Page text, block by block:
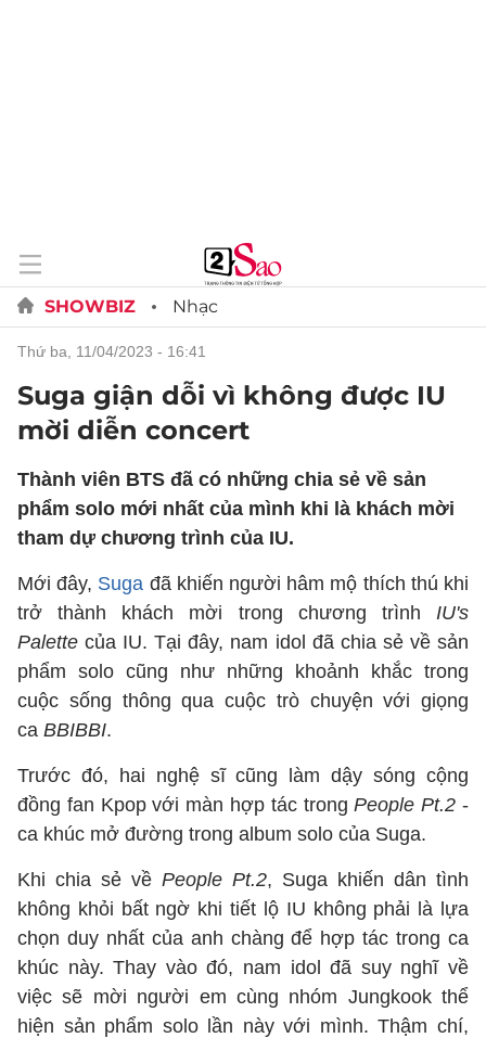
SHOWBIZ Nhạc
thứ ba, 11/04/2023 - 16:41
Suga giận dỗi vì không được IU
mời diễn concert
Thành viên BTS đã có những chia sẻ về sản
phẩm solo mới nhất của mình khi là khách mời
tham dự chương trình của IU.
Mới đây, Suga đã khiến người hâm mộ thích thú khi
trở thành khách mời trong chương trình IU's
Palette của IU. Tại đây, nam idol đã chia sẻ về sản
phẩm solo cũng như những khoảnh khắc trong
cuộc sống thông qua cuộc trò chuyện với giọng
ca BBIBBI.
Trước đó, hai nghệ sĩ cũng làm dậy sóng cộng
đồng fan Kpop với màn hợp tác trongPeople Pt.2 -
ca khúc mở đường trong album solo của Suga.
Khi chia sẻ về People Pt.2, Suga khiến dân tình
không khỏi bất ngờ khi tiết lộ IU không phải là lựa
chọn duy nhất của anh chàng để hợp tác trong ca
khúc này. Thay vào đó, nam idol đã suy nghĩ về
việc sẽ mời người em cùng nhóm Jungkook thể
hiện sản phẩm solo lần này với mình. Thậm chí,